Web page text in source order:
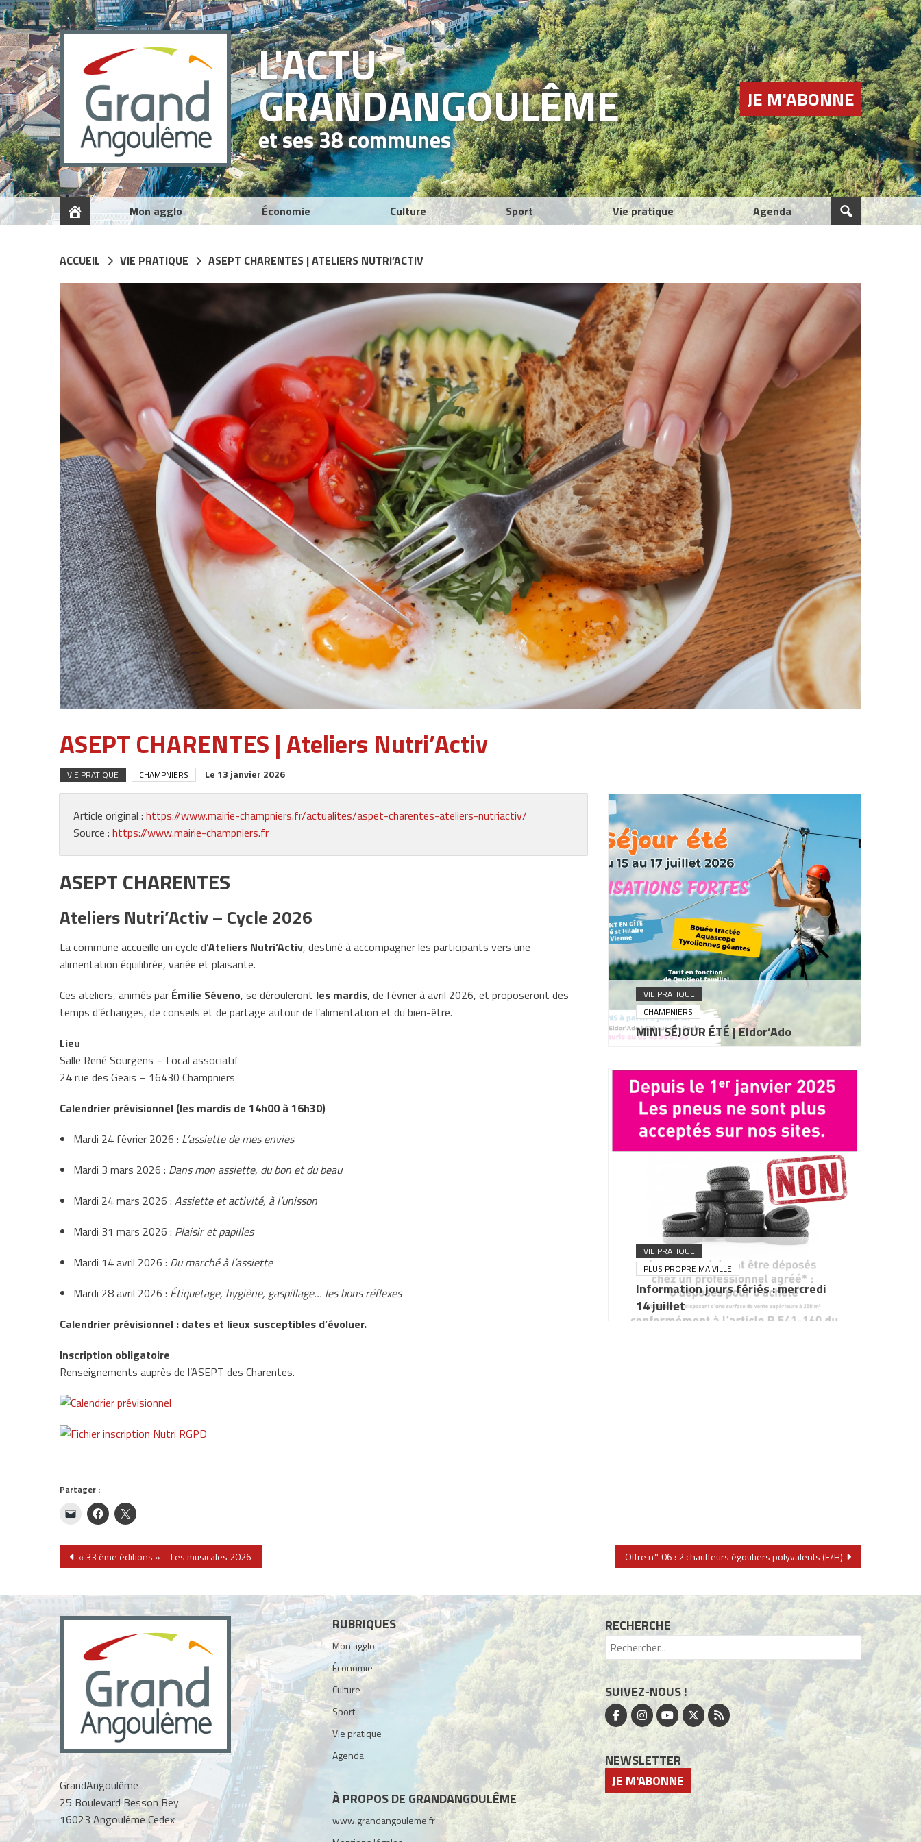
L'ACTU
GRANDANGOULÊME
et ses 38 communes
JE M'ABONNE
Mon agglo Économie Culture Sport Vie pratique Agenda
ACCUEIL VIE PRATIQUE ASEPT CHARENTES | ATELIERS NUTRI’ACTIV
ASEPT CHARENTES | Ateliers Nutri’Activ
VIE PRATIQUE CHAMPNIERS Le 13 janvier 2026
Article original : https://www.mairie-champniers.fr/actualites/aspet-charentes-ateliers-nutriactiv/
Source : https://www.mairie-champniers.fr
ASEPT CHARENTES
Ateliers Nutri’Activ – Cycle 2026
La commune accueille un cycle d’Ateliers Nutri’Activ, destiné à accompagner les participants vers une
alimentation équilibrée, variée et plaisante.
Ces ateliers, animés par Émilie Séveno, se dérouleront les mardis, de février à avril 2026, et proposeront des
temps d’échanges, de conseils et de partage autour de l’alimentation et du bien-être.
Lieu
Salle René Sourgens – Local associatif
24 rue des Geais – 16430 Champniers
Calendrier prévisionnel (les mardis de 14h00 à 16h30)
Mardi 24 février 2026 : L’assiette de mes envies
Mardi 3 mars 2026 : Dans mon assiette, du bon et du beau
Mardi 24 mars 2026 : Assiette et activité, à l’unisson
Mardi 31 mars 2026 : Plaisir et papilles
Mardi 14 avril 2026 : Du marché à l’assiette
Mardi 28 avril 2026 : Étiquetage, hygiène, gaspillage… les bons réflexes
Calendrier prévisionnel : dates et lieux susceptibles d’évoluer.
Inscription obligatoire
Renseignements auprès de l’ASEPT des Charentes.
VIE PRATIQUE
CHAMPNIERS
MINI SÉJOUR ÉTÉ | Eldor’Ado
VIE PRATIQUE
PLUS PROPRE MA VILLE
Information jours fériés : mercredi
14 juillet
Partager :
Navigation
l’article
« 33 éme éditions » – Les musicales 2026 Offre n° 06 : 2 chauffeurs égoutiers polyvalents (F/H)
GrandAngoulême
25 Boulevard Besson Bey
16023 Angoulême Cedex
RUBRIQUES
Mon agglo
Économie
Culture
Sport
Vie pratique
Agenda
À PROPOS DE GRANDANGOULÊME
www.grandangouleme.fr
RECHERCHE
SUIVEZ-NOUS !
NEWSLETTER
JE M'ABONNE
Panneau de gestion des cookies